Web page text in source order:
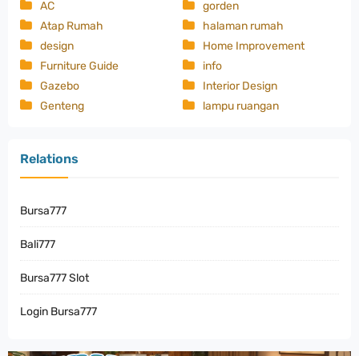
AC
Atap Rumah
design
Furniture Guide
Gazebo
Genteng
gorden
halaman rumah
Home Improvement
info
Interior Design
lampu ruangan
Relations
Bursa777
Bali777
Bursa777 Slot
Login Bursa777